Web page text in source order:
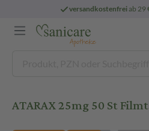
versandkostenfreiab 29
ATARAX 25mg 50 St